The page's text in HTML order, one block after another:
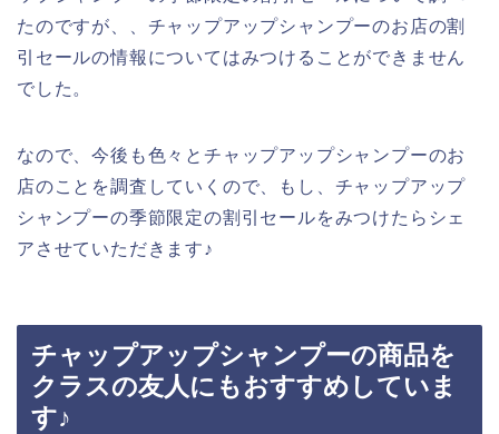
たのですが、、チャップアップシャンプーのお店の割
引セールの情報についてはみつけることができません
でした。
なので、今後も色々とチャップアップシャンプーのお
店のことを調査していくので、もし、チャップアップ
シャンプーの季節限定の割引セールをみつけたらシェ
アさせていただきます♪
チャップアップシャンプーの商品を
クラスの友人にもおすすめしていま
す♪